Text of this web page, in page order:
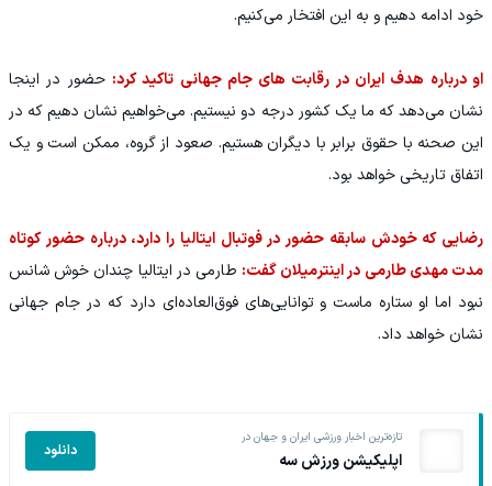
خود ادامه دهیم و به این افتخار می‌کنیم.
او درباره هدف ایران در رقابت های جام جهانی تاکید کرد: حضور در اینجا
نشان می‌دهد که ما یک کشور درجه دو نیستیم. می‌خواهیم نشان دهیم که در
این صحنه با حقوق برابر با دیگران هستیم. صعود از گروه، ممکن است و یک
اتفاق تاریخی خواهد بود.
رضایی که خودش سابقه حضور در فوتبال ایتالیا را دارد، درباره حضور کوتاه
مدت مهدی طارمی در اینترمیلان گفت: طارمی در ایتالیا چندان خوش شانس
نبود اما او ستاره ماست و توانایی‌های فوق‌العاده‌ای دارد که در جام جهانی
نشان خواهد داد.
تازه‌ترین اخبار ورزشی ایران و جهان در
اپلیکیشن ورزش سه دانلود